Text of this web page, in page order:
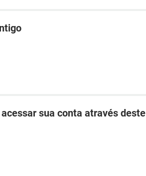
sua conta através deste